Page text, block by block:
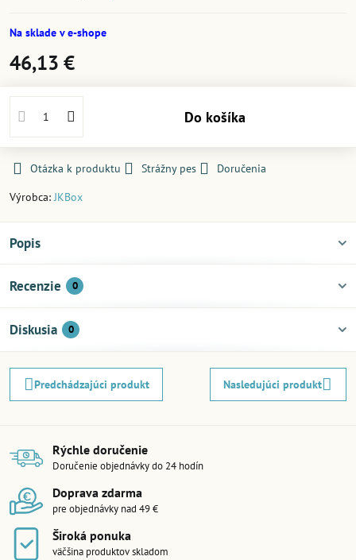
Na sklade v e-shope
46,13 €
Do košíka
Otázka k produktu Strážny pes
Doručenia
Výrobca:JKBox
Popis
Recenzie 0
Diskusia 0
Predchádzajúci produkt Nasledujúci produkt
Rýchle doručenie
Doručenie objednávky do 24 hodín
Doprava zdarma
pre objednávky nad 49 €
Široká ponuka
väčšina produktov skladom